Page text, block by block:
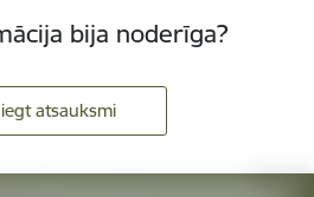
bija noderīga?
atsauksmi